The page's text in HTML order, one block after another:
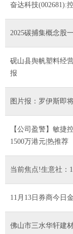
奋达科技(002681):
2025碳捕集概念股
砚山县舆帆塑料经
报
图片报：罗伊斯即
【公司盈警】敏捷
1500万港元|热推荐
当前焦点!生意社：
11月13日券商今日
佛山市三水华轩建